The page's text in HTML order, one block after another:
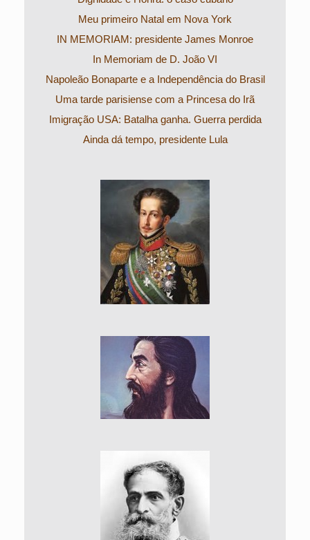
Meu primeiro Natal em Nova York
IN MEMORIAM: presidente James Monroe
In Memoriam de D. João VI
Napoleão Bonaparte e a Independência do Brasil
Uma tarde parisiense com a Princesa do Irã
Imigração USA: Batalha ganha. Guerra perdida
Ainda dá tempo, presidente Lula